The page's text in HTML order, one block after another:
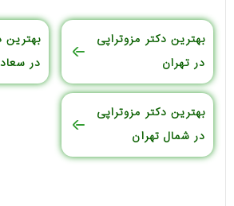
بهترین دکتر مزوتراپی
در تهران
بهترین
در
بهترین دکتر مزوتراپی
در شمال تهران